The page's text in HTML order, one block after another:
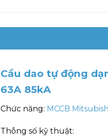
Cầu dao tự động
63A 85kA
Chức năng: MCCB
Thông số kỹ thuật: